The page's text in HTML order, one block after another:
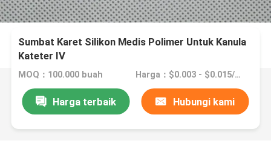
Sumbat Karet Silikon Medis Polimer Untuk Kanula
Kateter IV
MOQ：100.000 buah Harga：$0.003 - $0.015/pieces
Harga terbaik Hubungi kami